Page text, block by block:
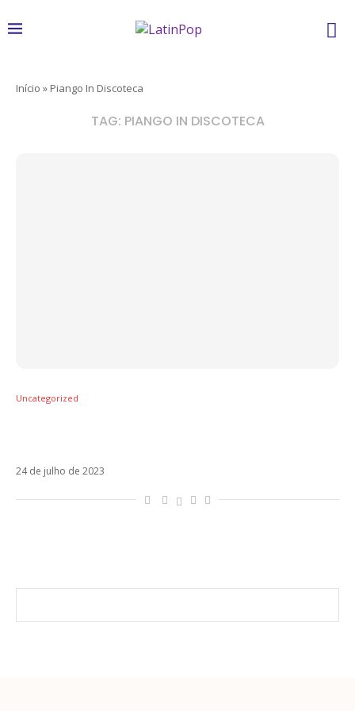
Início » Piango In Discoteca
TAG: PIANGO IN DISCOTECA
Uncategorized
24 de julho de 2023